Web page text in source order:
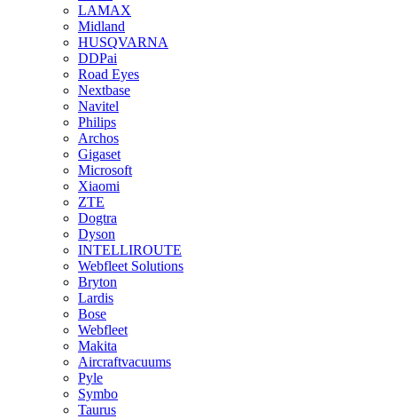
LAMAX
Midland
HUSQVARNA
DDPai
Road Eyes
Nextbase
Navitel
Philips
Archos
Gigaset
Microsoft
Xiaomi
ZTE
Dogtra
Dyson
INTELLIROUTE
Webfleet Solutions
Bryton
Lardis
Bose
Webfleet
Makita
Aircraftvacuums
Pyle
Symbo
Taurus